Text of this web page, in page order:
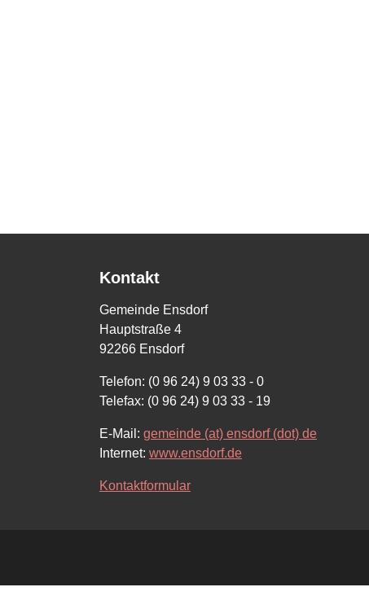
Kontakt
Gemeinde Ensdorf
Hauptstraße 4
92266 Ensdorf
Telefon: (0 96 24) 9 03 33 - 0
Telefax: (0 96 24) 9 03 33 - 19
E-Mail: gemeinde (at) ensdorf (dot) de
Internet: www.ensdorf.de
Kontaktformular